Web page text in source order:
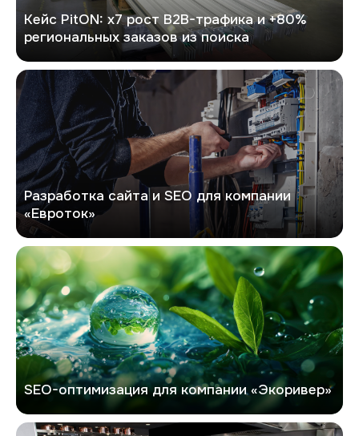
Кейс PitON: х7 рост B2B-трафика и +80%
региональных заказов из поиска
Евроток
Разработка сайта и SEO для компании
«Евроток»
Экоривер
SEO-оптимизация для компании «Экоривер»
СКЭТ